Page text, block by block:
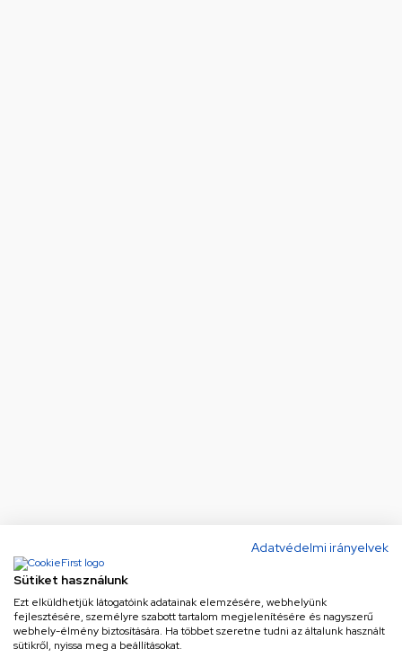
Adatvédelmi irányelvek
Sütiket használunk
Ezt elküldhetjük látogatóink adatainak elemzésére, webhelyünk
fejlesztésére, személyre szabott tartalom megjelenítésére és nagyszerű
webhely-élmény biztosítására. Ha többet szeretne tudni az általunk használt
sütikről, nyissa meg a beállításokat.